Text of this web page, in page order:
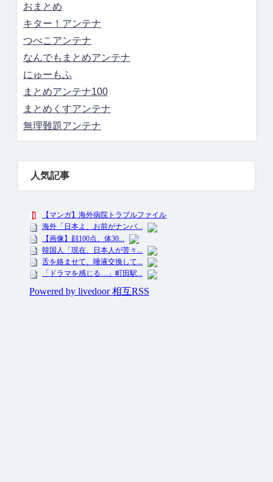
おまとめ
キター！アンテナ
つべこアンテナ
なんでもまとめアンテナ
にゅーもふ
まとめアンテナ100
まとめくすアンテナ
無理難題アンテナ
人気記事